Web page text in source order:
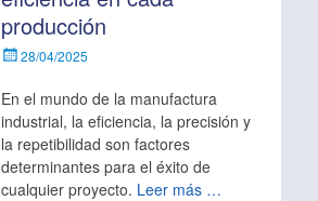
producción
Escrito28/04/2025
En el mundo de la manufactura
industrial, la eficiencia, la precisión y
la repetibilidad son factores
determinantes para el éxito de
cualquier proyecto. Leer más …